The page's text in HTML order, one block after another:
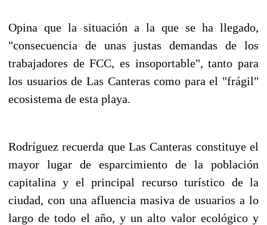
Opina que la situación a la que se ha llegado,
"consecuencia de unas justas demandas de los
trabajadores de FCC, es insoportable", tanto para
los usuarios de Las Canteras como para el "frágil"
ecosistema de esta playa.
Rodríguez recuerda que Las Canteras constituye el
mayor lugar de esparcimiento de la población
capitalina y el principal recurso turístico de la
ciudad, con una afluencia masiva de usuarios a lo
largo de todo el año, y un alto valor ecológico y